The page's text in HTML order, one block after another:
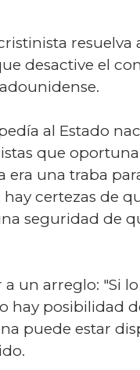
resuelva
desactive el
al Estado
que
era una traba
certezas de
seguridad de
un arreglo: "Si
hay posibilidad
puede estar